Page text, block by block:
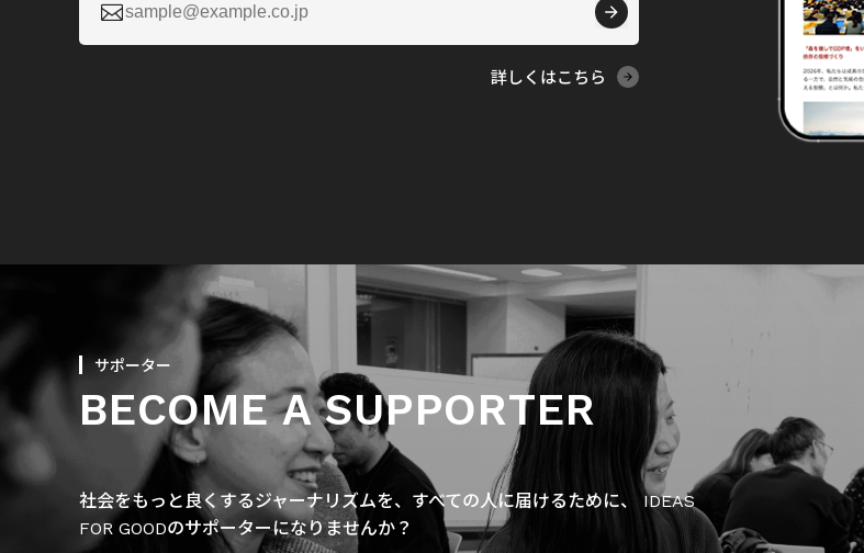

詳しくはこちら
サポーター
BECOME A SUPPORTER
社会をもっと良くするジャーナリズムを、すべての人に届けるために、 IDEAS
FOR GOODのサポーターになりませんか？